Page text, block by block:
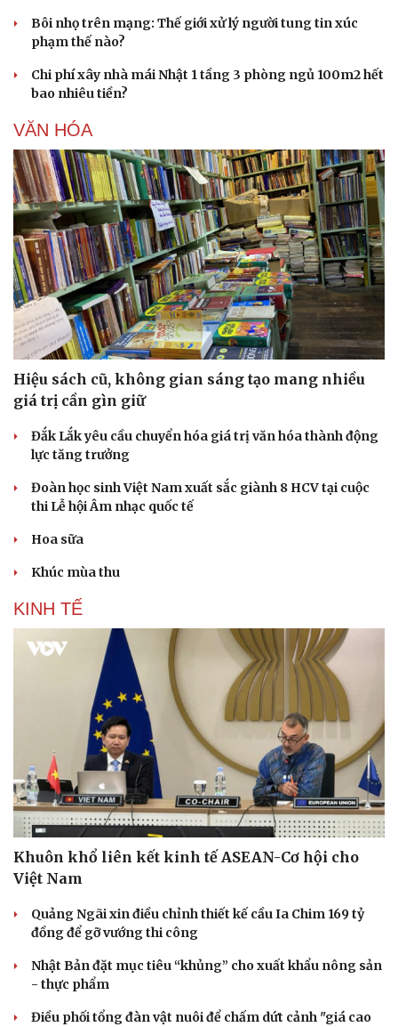
Sức khỏe
Dinh dưỡng - món ngon
Sản phụ khoa
Làm đẹp - giảm cân
Phòng mạch online
Ăn sạch sống khỏe
Đời sống
Nhà đẹp
Blog
Tình yêu - Gia đình
Bôi nhọ trên mạng: Thế giới xử lý người tung tin xúc
phạm thế nào?
Chi phí xây nhà mái Nhật 1 tầng 3 phòng ngủ 100m2 hết
bao nhiêu tiền?
VĂN HÓA
Hiệu sách cũ, không gian sáng tạo mang nhiều
giá trị cần gìn giữ
Đắk Lắk yêu cầu chuyển hóa giá trị văn hóa thành động
lực tăng trưởng
Đoàn học sinh Việt Nam xuất sắc giành 8 HCV tại cuộc
thi Lễ hội Âm nhạc quốc tế
Hoa sữa
Khúc mùa thu
KINH TẾ
Khuôn khổ liên kết kinh tế ASEAN-Cơ hội cho
Việt Nam
Quảng Ngãi xin điều chỉnh thiết kế cầu Ia Chim 169 tỷ
đồng để gỡ vướng thi công
Nhật Bản đặt mục tiêu “khủng” cho xuất khẩu nông sản
- thực phẩm
Điều phối tổng đàn vật nuôi để chấm dứt cảnh "giá cao